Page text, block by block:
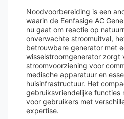
Noodvoorbereiding is een
waarin de Eenfasige AC
nu gaat om reactie op
onverwachte stroomuitval,
betrouwbare generator met
wisselstroomgenerator zorgt
stroomvoorziening voor
medische apparatuur en
huisinfrastructuur. Het
gebruiksvriendelijke functies
voor gebruikers met
expertise.